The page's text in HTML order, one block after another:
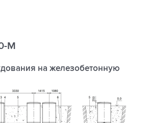
М
на железобетонную